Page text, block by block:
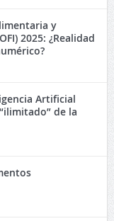
y
2025: ¿Realidad
Artificial
de la